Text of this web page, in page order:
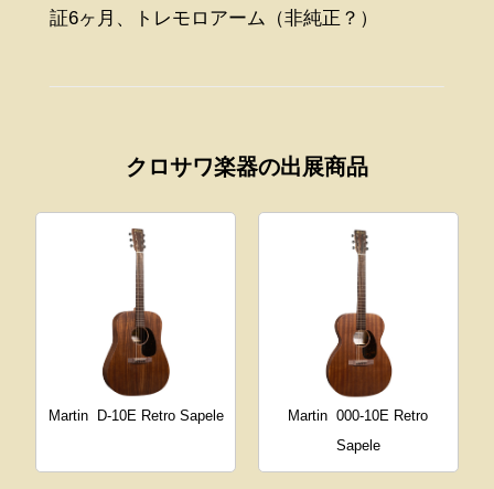
証6ヶ月、トレモロアーム（非純正？）
クロサワ楽器の出展商品
Martin D-10E Retro Sapele Martin 000-10E Retro
Sapele